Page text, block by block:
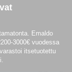
Emaldo
3000€ vuodessa
itsetuotettu